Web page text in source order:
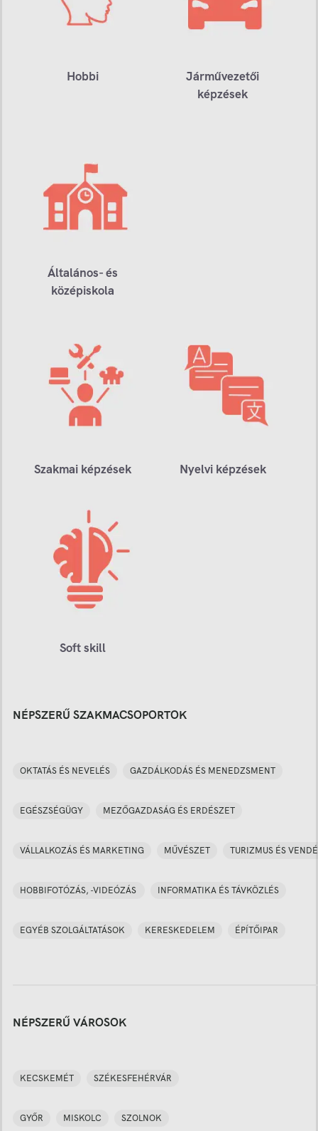
Hobbi
Járművezetői
képzések
Általános- és
középiskola
Szakmai képzések Nyelvi képzések
Soft skill
NÉPSZERŰ SZAKMACSOPORTOK
OKTATÁS ÉS NEVELÉS GAZDÁLKODÁS ÉS MENEDZSMENT
EGÉSZSÉGÜGY MEZŐGAZDASÁG ÉS ERDÉSZET
VÁLLALKOZÁS ÉS MARKETING MŰVÉSZET TURIZMUS ÉS
HOBBIFOTÓZÁS, -VIDEÓZÁS INFORMATIKA ÉS TÁVKÖZLÉS
EGYÉB SZOLGÁLTATÁSOK KERESKEDELEM ÉPÍTŐIPAR
NÉPSZERŰ VÁROSOK
KECSKEMÉT SZÉKESFEHÉRVÁR
GYŐR MISKOLC SZOLNOK